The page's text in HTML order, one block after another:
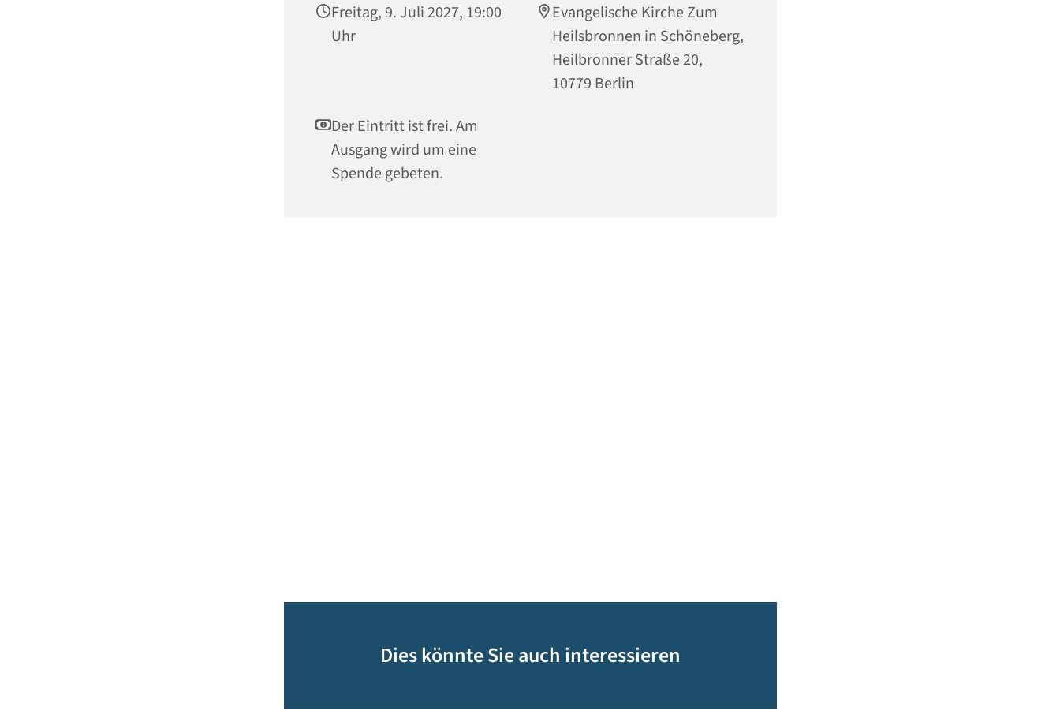
Freitag, 9. Juli 2027, 19:00
Uhr
Evangelische Kirche Zum
Heilsbronnen in Schöneberg,
Heilbronner Straße 20,
10779 Berlin
Der Eintritt ist frei. Am
Ausgang wird um eine
Spende gebeten.
Dies könnte Sie auch interessieren